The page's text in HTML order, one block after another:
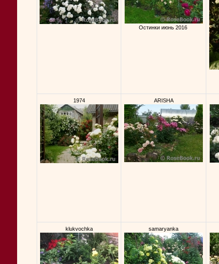
Остинки июнь 2016
1974 ARISHA
klukvochka samaryanka